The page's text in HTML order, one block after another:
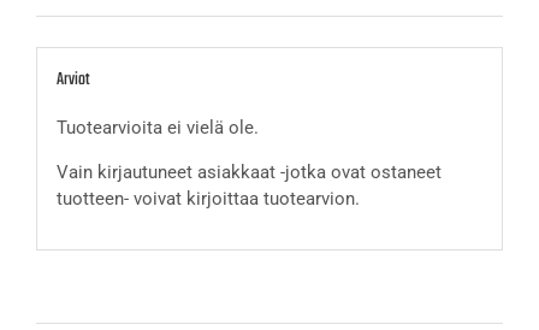
Arviot
Tuotearvioita ei vielä ole.
Vain kirjautuneet asiakkaat -jotka ovat ostaneet
tuotteen- voivat kirjoittaa tuotearvion.